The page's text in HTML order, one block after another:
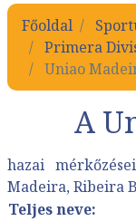
Főoldal
Primera
Uniao
A
hazai
Madeira, Ribeira
Teljes neve: